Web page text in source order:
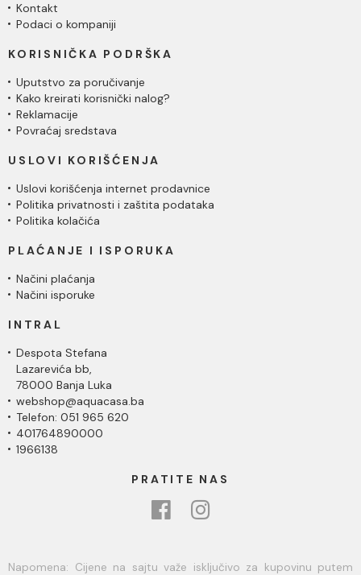
Kontakt
Podaci o kompaniji
KORISNIČKA PODRŠKA
Uputstvo za poručivanje
Kako kreirati korisnički nalog?
Reklamacije
Povraćaj sredstava
USLOVI KORIŠĆENJA
Uslovi korišćenja internet prodavnice
Politika privatnosti i zaštita podataka
Politika kolačića
PLAĆANJE I ISPORUKA
Načini plaćanja
Načini isporuke
INTRAL
Despota Stefana
Lazarevića bb,
78000 Banja Luka
webshop@aquacasa.ba
Telefon: 051 965 620
401764890000
1966138
PRATITE NAS
Napomena: Cijene na sajtu važe isključivo za kupovinu putem